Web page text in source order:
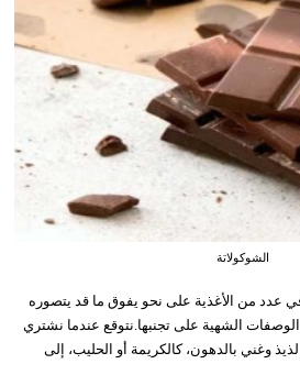
الشوكولاتة
عدد من الأغذية على نحو يفوق ما قد يتصوره
الشهية على تجنبها.نتوقع عندما نشتري
وغني بالدهون، كالكريمة أو الحليب، إلى